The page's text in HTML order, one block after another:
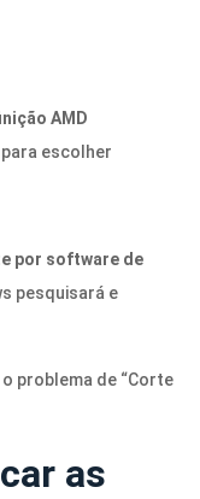
AMD
escolher
por software de
pesquisará e
problema de “Corte
as